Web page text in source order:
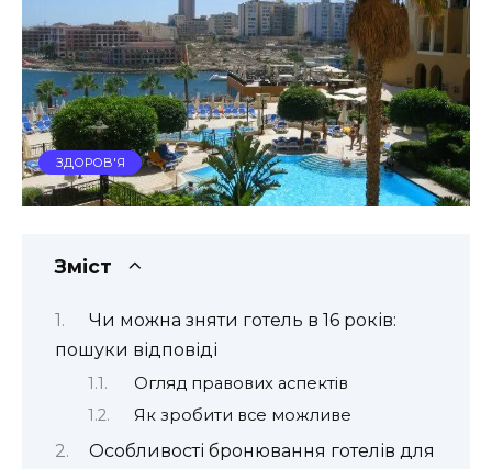
ЗДОРОВ'Я
Зміст
Чи можна зняти готель в 16 років:
пошуки відповіді
Огляд правових аспектів
Як зробити все можливе
Особливості бронювання готелів для